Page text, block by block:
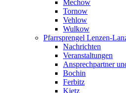
Mechow
Tornow
Vehlow
Wulkow
Pfarrsprengel Lenzen-
Nachrichten
Veranstaltungen
Ansprechpartner
Bochin
Ferbitz
Kietz